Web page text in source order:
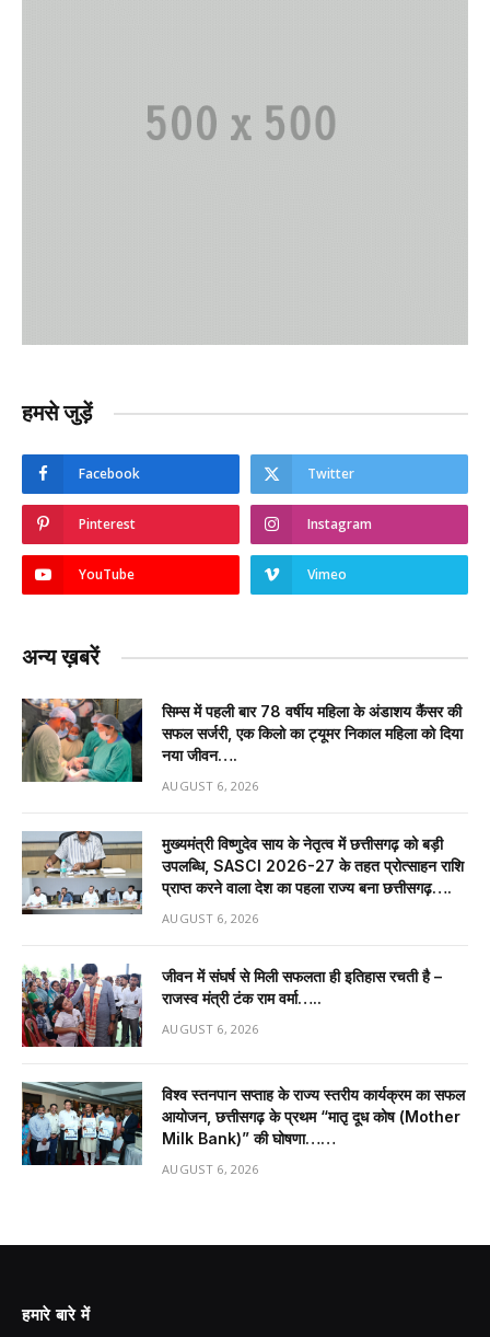
हमसे जुड़ें
Facebook Twitter
Pinterest Instagram
YouTube Vimeo
अन्य ख़बरें
सिम्स में पहली बार 78 वर्षीय महिला के अंडाशय कैंसर की
सफल सर्जरी, एक किलो का ट्यूमर निकाल महिला को दिया
नया जीवन….
AUGUST 6, 2026
मुख्यमंत्री विष्णुदेव साय के नेतृत्व में छत्तीसगढ़ को बड़ी
उपलब्धि, SASCI 2026-27 के तहत प्रोत्साहन राशि
प्राप्त करने वाला देश का पहला राज्य बना छत्तीसगढ़….
AUGUST 6, 2026
जीवन में संघर्ष से मिली सफलता ही इतिहास रचती है –
राजस्व मंत्री टंक राम वर्मा…..
AUGUST 6, 2026
विश्व स्तनपान सप्ताह के राज्य स्तरीय कार्यक्रम का सफल
आयोजन, छत्तीसगढ़ के प्रथम “मातृ दूध कोष (Mother
Milk Bank)” की घोषणा……
AUGUST 6, 2026
हमारे बारे में